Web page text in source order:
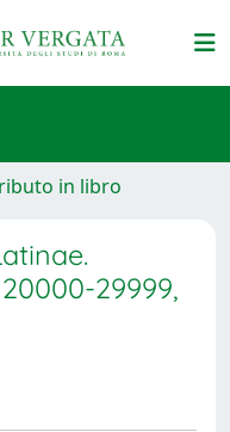
in libro
20000-29999,